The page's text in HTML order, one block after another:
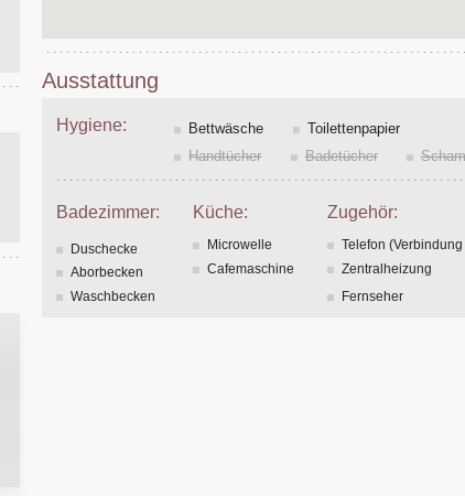
Ausstattung
Hygiene: Bettwäsche
Toilettenpapier
Handtücher
Badetücher
Badezimmer: Küche: Zugehör:
Duschecke
Aborbecken
Waschbecken
Microwelle
Cafemaschine
Telefon
Zentralheizung
Fernseher